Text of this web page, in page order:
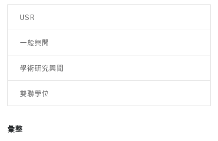
USR
一般興聞
學術研究興聞
雙聯學位
彙整